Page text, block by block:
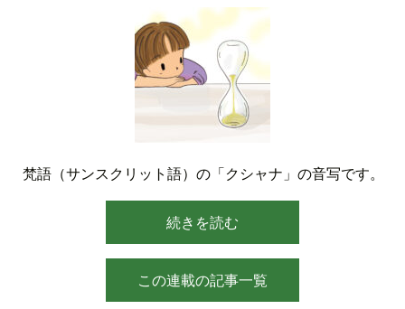
梵語（サンスクリット語）の「クシャナ」の音写です。
続きを読む
この連載の記事一覧